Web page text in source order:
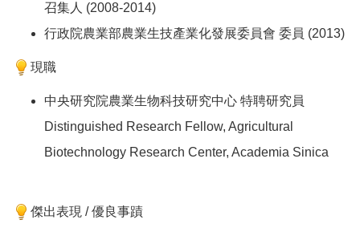
召集人 (2008-2014)
行政院農業部農業生技產業化發展委員會 委員 (2013)
現職
中央研究院農業生物科技研究中心 特聘研究員
Distinguished Research Fellow, Agricultural
Biotechnology Research Center, Academia Sinica
傑出表現 / 優良事蹟